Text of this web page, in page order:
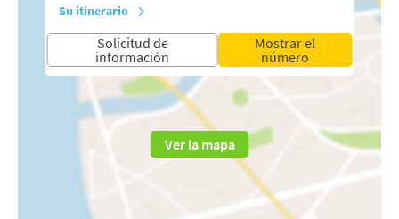
Su itinerario
Solicitud de
información
Mostrar el
número
Ver la mapa